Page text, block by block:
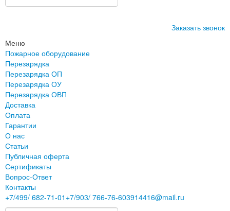
Заказать звонок
Меню
Пожарное оборудование
Перезарядка
Перезарядка ОП
Перезарядка ОУ
Перезарядка ОВП
Доставка
Оплата
Гарантии
О нас
Статьи
Публичная оферта
Сертификаты
Вопрос-Ответ
Контакты
+7/499/ 682-71-01 +7/903/ 766-76-603914416@mail.ru